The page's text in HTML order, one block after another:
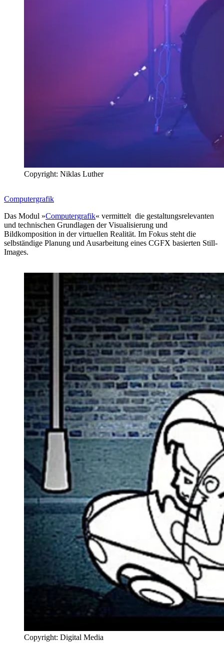
Copyright: Niklas Luther
Computergrafik
Das Modul »Computergrafik« vermittelt die gestaltungsrelevanten
und technischen Grundlagen der Visualisierung und
Bildkomposition in der virtuellen Realität. Im Fokus steht die
selbständige Planung und Ausarbeitung eines CGFX basierten Still-
Images.
Copyright: Digital Media